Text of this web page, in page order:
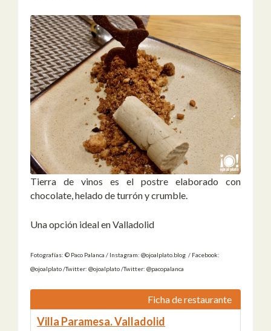
Tierra de vinos es el postre elaborado con
chocolate, helado de turrón y crumble.
Una opción ideal en Valladolid
Fotografías: © Paco Palanca / Instagram: @ojoalplato.blog / Facebook:
@ojoalplato /Twitter: @ojoalplato /Twitter: @pacopalanca
Ficha de restaurante
Villa Paramesa. Valladolid